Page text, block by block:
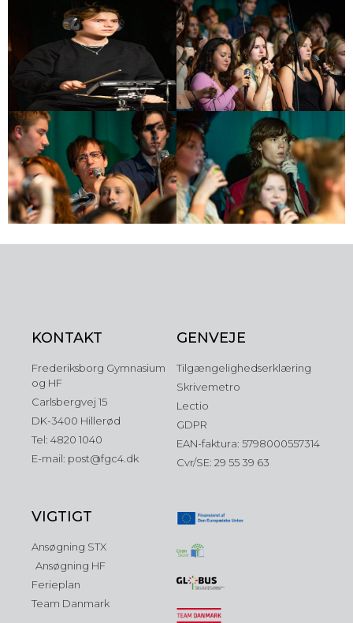
KONTAKT
Frederiksborg Gymnasium
og HF
Carlsbergvej 15
DK-3400 Hillerød
Tel: 4820 1040
E-mail: post@fgc4.dk
GENVEJE
Tilgængelighedserklæring
Skrivemetro
Lectio
GDPR
EAN-faktura: 5798000557314
Cvr/SE: 29 55 39 63
VIGTIGT
Ansøgning STX
Ansøgning HF
Ferieplan
Team Danmark